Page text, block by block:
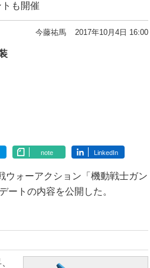
も開催
今藤祐馬 2017年10月4日 16:00
note LinkedIn
ォーアクション「機動戦士ガン
ートの内容を公開した。